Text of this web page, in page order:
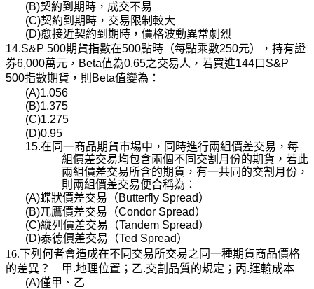
(B)契約到期時，成交不易
(C)契約到期時，交易限制較大
(D)愈接近契約到期時，價格波動異常劇烈
14.S&P 500期貨指數在500點時（每點乘數250元），持有證
券6,000萬元， Beta值為0.65之交易人，若買進144口 S&P
500指數期貨，則 Beta值變為：
(A)1.056
(B)1.375
(C)1.275
(D)0.95
15.在同一商品期貨市場中，同時進行兩組價差交易，每
組價差交易均包含兩個不同交割月份的期貨，若此
兩組價差交易所含的期貨，有一共同的交割月份，
則兩組價差交易便合稱為：
(A)蝶狀價差交易（Butterfly Spread）
(B)兀鷹價差交易（Condor Spread）
(C)縱列價差交易（Tandem Spread）
(D)泰德價差交易（Ted Spread）
16.下列何者會造成在不同交易所交易之同一種期貨商品價格
的差異？ 甲.地理位置；乙.交割品質的規定；丙.運輸成本
(A)僅甲、乙